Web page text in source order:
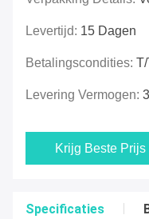
Levertijd: 15 Dagen
Betalingscondities:
Levering Vermogen:
Krijg Beste Prijs
Specificaties